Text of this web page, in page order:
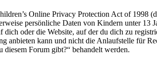
Online Privacy Protection Act of 1998
persönliche Daten von Kindern unter 13
dich oder die Website, auf der du dich zu
anbieten kann und nicht die Anlaufstelle für
diesem Forum gibt?“ behandelt werden.